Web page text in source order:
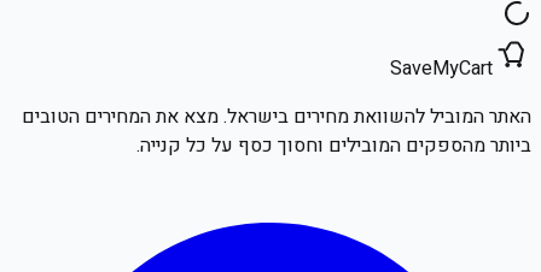
SaveMyCart
האתר המוביל להשוואת מחירים בישראל. מצא את המחירים הטובים
ביותר מהספקים המובילים וחסוך כסף על כל קנייה.